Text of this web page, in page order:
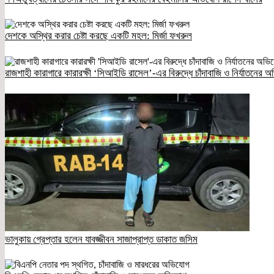
দেশকে অস্থির করার চেষ্টা করছে একটি মহল: মির্জা ফখরুল
রাজশাহী কারাগারে কারারক্ষী ‘সিআইডি রাসেল’-এর বিরুদ্ধে চাঁদাবাজি ও নির্যাতনের
ভালুকায় গ্রেপ্তার হলেন যাবজ্জীবন সাজাপ্রাপ্ত ডাকাত জসিম